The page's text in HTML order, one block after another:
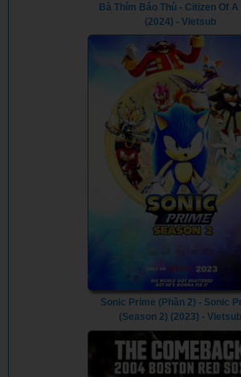
Bà Thím Báo Thù - Citizen Of A
(2024) - Vietsub
Sonic Prime (Phần 2) - Sonic
(Season 2) (2023) - Vietsub